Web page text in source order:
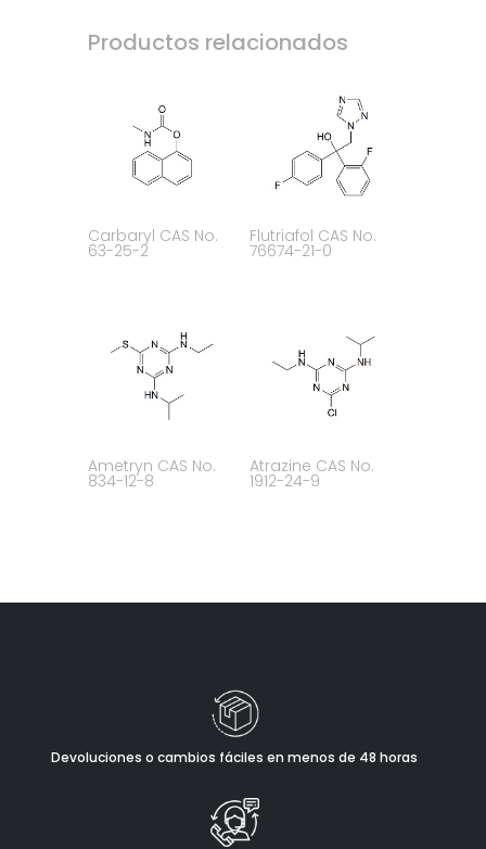
Productos relacionados
Carbaryl CAS No.
63-25-2
Flutriafol CAS No.
76674-21-0
Ametryn CAS No.
834-12-8
Atrazine CAS No.
1912-24-9
Devoluciones o cambios fáciles en menos de 48 horas